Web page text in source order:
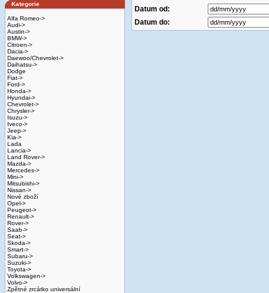
Kategorie
Alfa Romeo->
Audi->
Austin->
BMW->
Citroen->
Dacia->
Daewoo/Chevrolet->
Daihatsu->
Dodge
Fiat->
Ford->
Honda->
Hyundai->
Chevrolet->
Chrysler->
Isuzu->
Iveco->
Jeep->
Kia->
Lada
Lancia->
Land Rover->
Mazda->
Mercedes->
Mini->
Mitsubishi->
Nissan->
Nové zboží
Opel->
Peugeot->
Renault->
Rover->
Saab->
Seat->
Skoda->
Smart->
Subaru->
Suzuki->
Toyota->
Volkswagen->
Volvo->
Zpětné zrcátko universální
Datum od:
Datum do: